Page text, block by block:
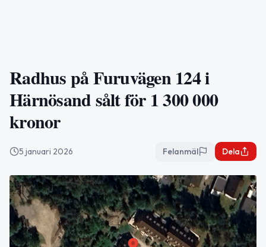
Radhus på Furuvägen 124 i
Härnösand sålt för 1 300 000
kronor
5 januari 2026 Felanmäl Dela